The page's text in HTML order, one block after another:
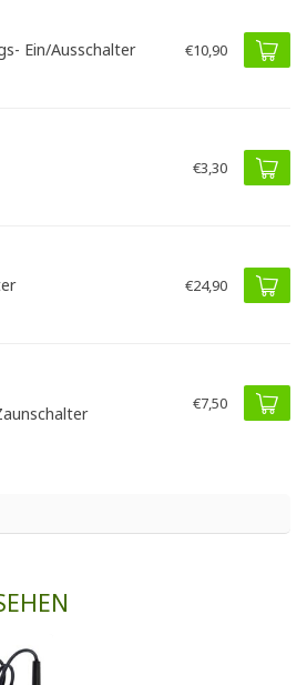
Ein/Ausschalter €10,90
€3,30
€24,90
€7,50